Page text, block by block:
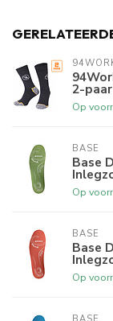
2-paar
Op
BASE
Base
Op
BASE
Base
Op